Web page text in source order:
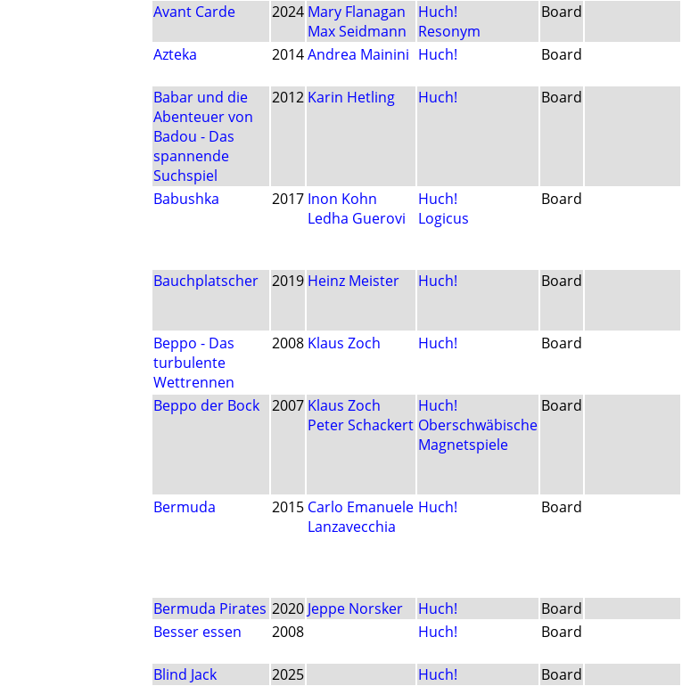
Avant Carde 2024 Mary Flanagan
Max Seidmann
Huch!
Resonym
Board
Azteka 2014Andrea Mainini Huch! Board
Babar und die
Abenteuer von
Badou - Das
spannende
Suchspiel
2012 Karin Hetling Huch! Board
Babushka 2017 Inon Kohn
Ledha Guerovi
Huch!
Logicus
Board
Bauchplatscher 2019 Heinz Meister Huch! Board
Beppo - Das
turbulente
Wettrennen
2008 Klaus Zoch Huch! Board
Beppo der Bock 2007 Klaus Zoch
Peter Schackert
Huch!
Oberschwäbische
Magnetspiele
Board
Bermuda 2015 Carlo Emanuele
Lanzavecchia
Huch! Board
Bermuda Pirates 2020 Jeppe Norsker Huch! Board
Besser essen
2008 Huch! Board
Blind Jack
2025 Huch! Board